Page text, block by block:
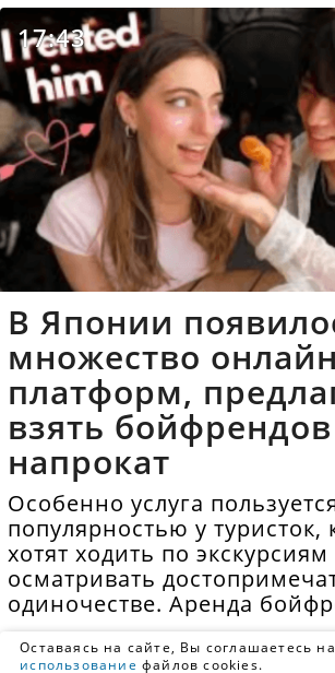
17:43
В Японии
множество
платформ,
взять бойфрендов
напрокат
Особенно услуга
популярностью у туристок,
хотят ходить по экскурсиям
осматривать
одиночестве. Аренда
Оставаясь на сайте, Вы соглашаетесь на
использование файлов cookies.